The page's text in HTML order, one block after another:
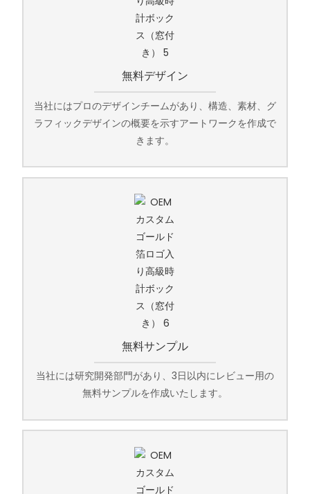
無料デザイン
当社にはプロのデザインチームがあり、構造、素材、グ
ラフィックデザインの概要を示すアートワークを作成で
きます。
無料サンプル
当社には研究開発部門があり、3日以内にレビュー用の
無料サンプルを作成いたします。